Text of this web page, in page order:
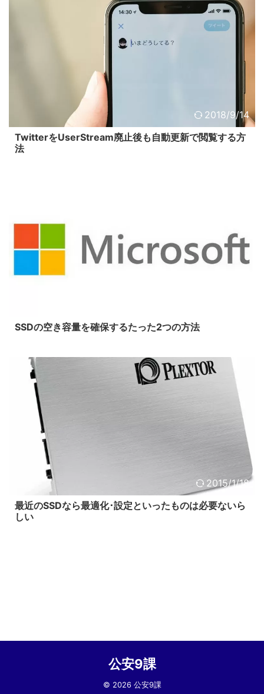
2018/9/14
TwitterをUserStream廃止後も自動更新で閲覧する方
法
SSDの空き容量を確保するたった2つの方法
2015/1/18
最近のSSDなら最適化･設定といったものは必要ないら
しい
公安9課
© 2026 公安9課